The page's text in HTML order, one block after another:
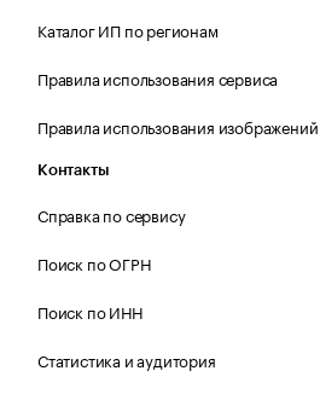
Каталог ИП по регионам
Правила использования сервиса
Правила использования изображений
Контакты
Справка по сервису
Поиск по ОГРН
Поиск по ИНН
Статистика и аудитория